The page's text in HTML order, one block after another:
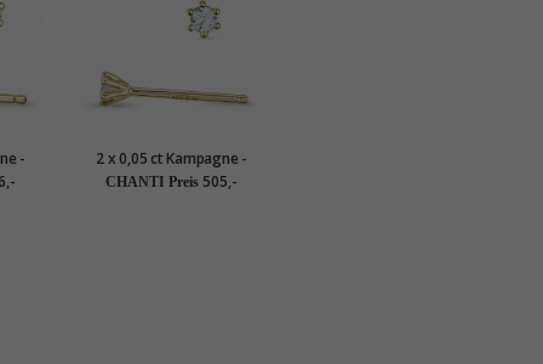
-
2 x 0,05 ct Kampagne -
Diamant Solitärohrstecker
CHANTI Preis 505,-